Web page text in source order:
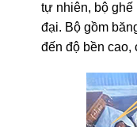
tự nhiên, bộ ghế
đại. Bộ gồm
đến độ bền cao,